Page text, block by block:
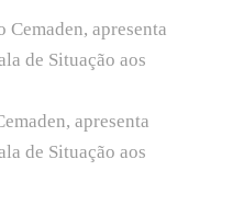
apresenta
de Situação aos